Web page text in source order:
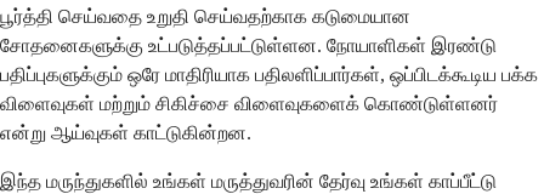
பூர்த்தி செய்வதை உறுதி செய்வதற்காக கடுமையான
சோதனைகளுக்கு உட்படுத்தப்பட்டுள்ளன. நோயாளிகள் இரண்டு
பதிப்புகளுக்கும் ஒரே மாதிரியாக பதிலளிப்பார்கள், ஒப்பிடக்கூடிய பக்க
விளைவுகள் மற்றும் சிகிச்சை விளைவுகளைக் கொண்டுள்ளனர்
என்று ஆய்வுகள் காட்டுகின்றன.
இந்த மருந்துகளில் உங்கள் மருத்துவரின் தேர்வு உங்கள் காப்பீட்டு